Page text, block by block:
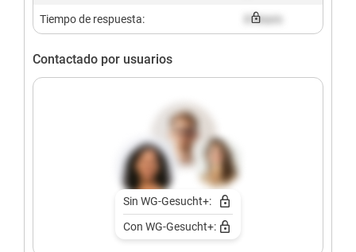
Tiempo de respuesta: X hours
Contactado por usuarios
Sin WG-Gesucht+:
Con WG-Gesucht+: